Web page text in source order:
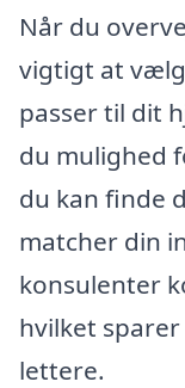
Når du
vigtigt at
passer til dit
du mulighed
du kan finde
matcher din
konsulenter
hvilket
lettere.